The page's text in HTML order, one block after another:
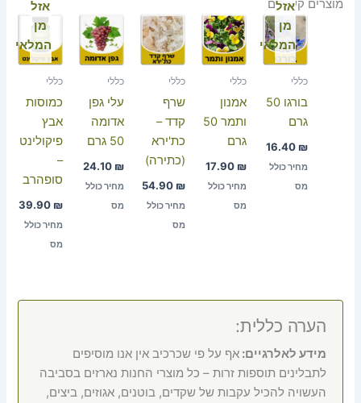
מוצרים קשורים
אזל
מן
המלאי
כללי
בורגו 50
גרם
16.40 ₪
מחיר כולל
מס
כללי
אמנון
ותמר 50
גרם
17.90 ₪
מחיר כולל
מס
כללי
שרף
קדד –
כת'ירא
(כתירה)
54.90 ₪
מחיר כולל
מס
כללי
עלי גפן
אדומה
50 גרם
24.10 ₪
מחיר כולל
מס
אזל
מן
המלאי
כללי
כמוסות
אבץ
פיקולינט
–
סופהרב
39.90 ₪
מחיר כולל
מס
הערה כללית:
מידע לאלרגיים:אף על פי שכרכיב אין אנו מוסיפים
לתבלינים תוספות זרות – כל מוצרי החנות נארזים בסביבה
העשויה להכיל עקבות של שקדים, בוטנים, אגוזים, ביצים,